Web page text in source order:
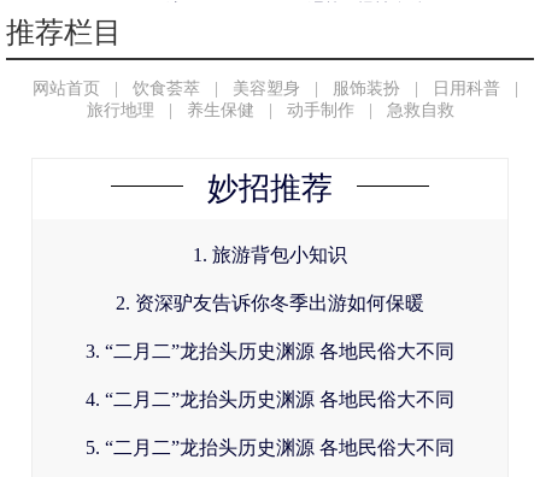
推荐栏目
网站首页 饮食荟萃 美容塑身 服饰装扮 日用科普
旅行地理
养生保健 动手制作 急救自救
妙招推荐
1. 旅游背包小知识
2. 资深驴友告诉你冬季出游如何保暖
3. “二月二”龙抬头历史渊源 各地民俗大不同
4. “二月二”龙抬头历史渊源 各地民俗大不同
5. “二月二”龙抬头历史渊源 各地民俗大不同